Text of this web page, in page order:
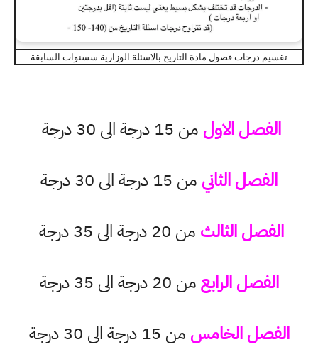
تقسيم درجات فصول مادة التاريخ بالاسئلة الوزارية سسنوات السابقة
الفصل الاول من 15 درجة الى 30 درجة
الفصل الثاني من 15 درجة الى 30 درجة
الفصل الثالث من 20 درجة الى 35 درجة
الفصل الرابعمن 20 درجة الى 35 درجة
الفصل الخامس من 15 درجة الى 30 درجة